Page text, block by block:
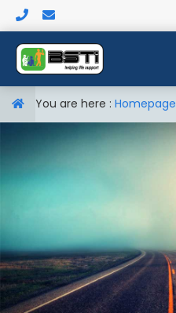
You are here : Homepage